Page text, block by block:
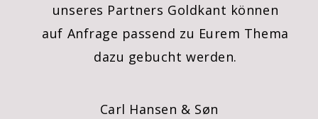
unseres Partners Goldkant können
auf Anfrage passend zu Eurem Thema
dazu gebucht werden.
Carl Hansen & Søn